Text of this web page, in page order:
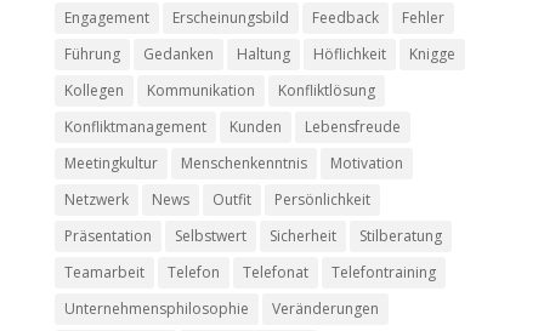
Engagement
Erscheinungsbild Feedback
Fehler
Führung
Gedanken Haltung Höflichkeit
Knigge
Kollegen
Kommunikation
Konfliktlösung
Konfliktmanagement
Kunden
Lebensfreude
Meetingkultur
Menschenkenntnis
Motivation
Netzwerk
News Outfit
Persönlichkeit
Präsentation
Selbstwert Sicherheit
Stilberatung
Teamarbeit
Telefon Telefonat
Telefontraining
Unternehmensphilosophie
Veränderungen